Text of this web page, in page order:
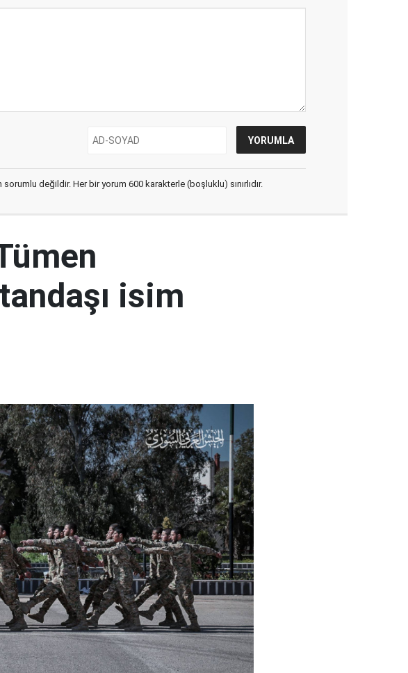
değildir. Her bir yorum 600 karakterle (boşluklu) sınırlıdır.
isim